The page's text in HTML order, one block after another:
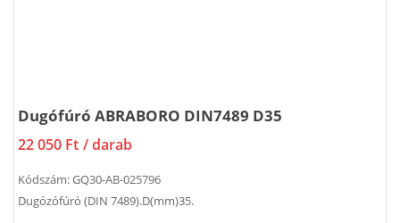
Dugófúró ABRABORO DIN7489 D35
22 050 Ft / darab
Kódszám:GQ30-AB-025796
Dugózófúró (DIN 7489).D(mm)35.